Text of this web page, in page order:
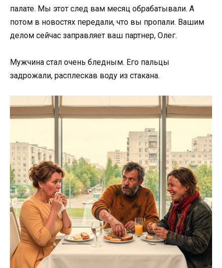
палате. Мы этот след вам месяц обрабатывали. А
потом в новостях передали, что вы пропали. Вашим
делом сейчас заправляет ваш партнер, Олег.
Мужчина стал очень бледным. Его пальцы
задрожали, расплескав воду из стакана.